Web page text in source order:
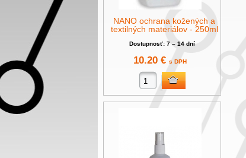
NANO ochrana kožených a
textilných materiálov - 250ml
Dostupnosť: 7 – 14 dní
10.20 € s DPH